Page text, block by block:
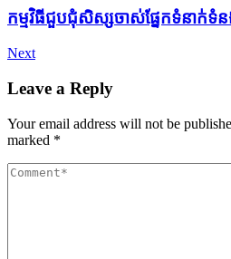
កម្មវិធីជួបជុំសិស្សចាស់ផ្នែកទំនាក់ទំន
Next
Leave a Reply
Your email address will not be
marked *
Comment